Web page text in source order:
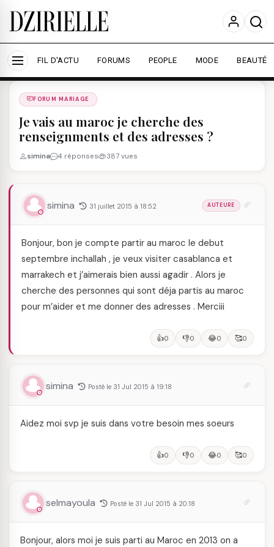
Nous utilisons des cookies pour améliorer votre
expérience et mesurer l'audience.
En savoir plus
Accepter tout Personnaliser
FIL D'ACTU FORUMS PEOPLE MODE BEAUTÉ
Forums
FORUM MARIAGE
Je vais au maroc je cherche des
renseignments et des adresses ?
simina 4 réponses 387 vues
simina 31 juillet 2015 à 18:52 AUTEURE
Bonjour, bon je compte partir au maroc le debut
septembre inchallah , je veux visiter casablanca et
marrakech et j’aimerais bien aussi agadir . Alors je
cherche des personnes qui sont déja partis au maroc
pour m’aider et me donner des adresses . Merciii
👍0 👎0 😂0 🥰0
simina Posté le 31 Jul 2015 à 19:18
Aidez moi svp je suis dans votre besoin mes soeurs
👍0 👎0 😂0 🥰0
selmayoula Posté le 31 Jul 2015 à 20:18
Bonjour, alors moi je suis parti au Maroc en 2013 on a